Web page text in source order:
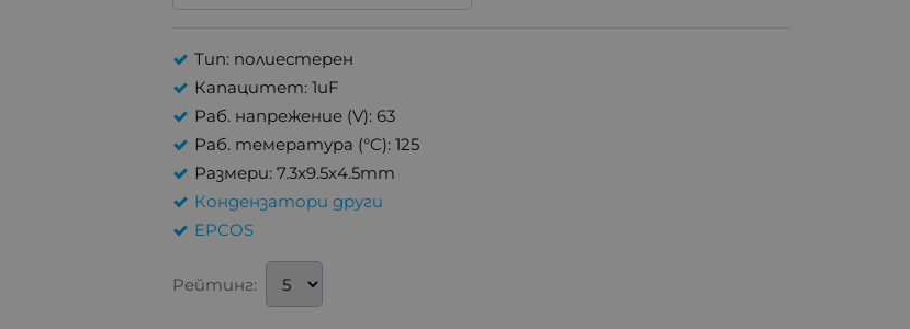
Тип: полиестерен
Капацитет: 1uF
Раб. напрежение (V): 63
Раб. темература (°C): 125
Размери: 7.3x9.5x4.5mm
Кондензатори други
EPCOS
Рейтинг: